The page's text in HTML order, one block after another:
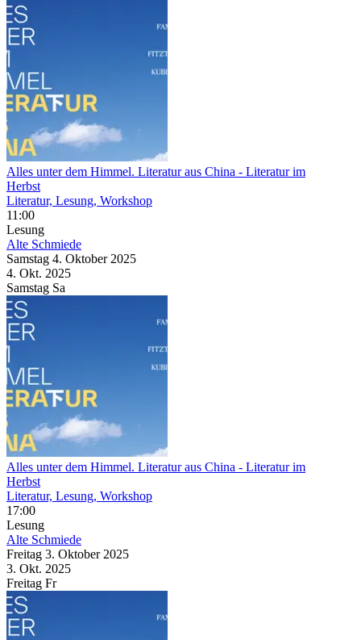
Alles unter dem Himmel. Literatur aus China - Literatur im
Herbst
Literatur, Lesung, Workshop
11:00
Lesung
Alte Schmiede
Samstag 4. Oktober 2025
4. Okt. 2025
Samstag Sa
Alles unter dem Himmel. Literatur aus China - Literatur im
Herbst
Literatur, Lesung, Workshop
17:00
Lesung
Alte Schmiede
Freitag 3. Oktober 2025
3. Okt. 2025
Freitag Fr